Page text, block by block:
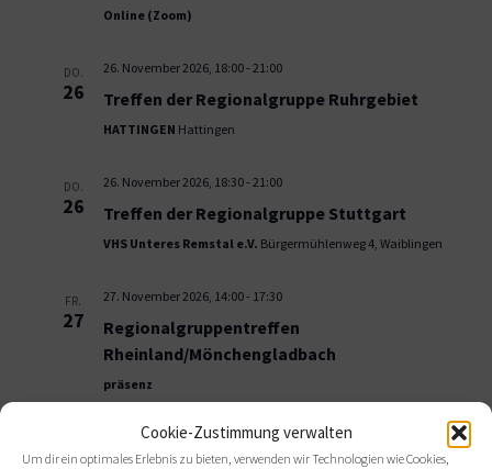
Cookie-Zustimmung verwalten
Um dir ein optimales Erlebnis zu bieten, verwenden wir Technologien wie Cookies,
Online (Zoom)
DO.
26
26. November 2026, 18:00- 21:00
Treffen der Regionalgruppe Ruhrgebiet
HATTINGEN Hattingen
DO.
26
26. November 2026, 18:30- 21:00
Treffen der Regionalgruppe Stuttgart
VHS Unteres Remstal e.V. Bürgermühlenweg 4, Waiblingen
FR.
27
27. November 2026, 14:00- 17:30
Regionalgruppentreffen
Rheinland/Mönchengladbach
präsenz
Dezember 2026